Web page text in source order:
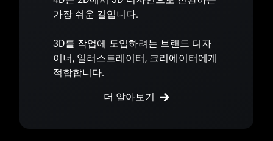
가장 쉬운 길입니다.
3D를 작업에 도입하려는 브랜드 디자
이너, 일러스트레이터, 크리에이터에게
적합합니다.
더 알아보기